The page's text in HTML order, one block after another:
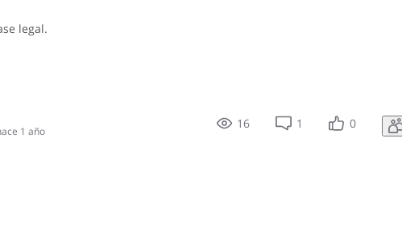
legal.
1 año
16 1 0